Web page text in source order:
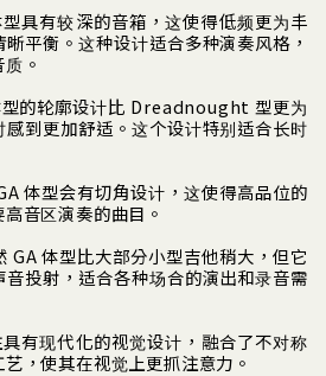
型具有较深的音箱，这使得低频更为丰
平衡。这种设计适合多种演奏风格，
。
型的轮廓设计比 Dreadnought 型更为
到更加舒适。这个设计特别适合长时
体型会有切角设计，这使得高品位的
音区演奏的曲目。
GA 体型比大部分小型吉他稍大，但它
投射，适合各种场合的演出和录音需
具有现代化的视觉设计，融合了不对称
，使其在视觉上更抓注意力。